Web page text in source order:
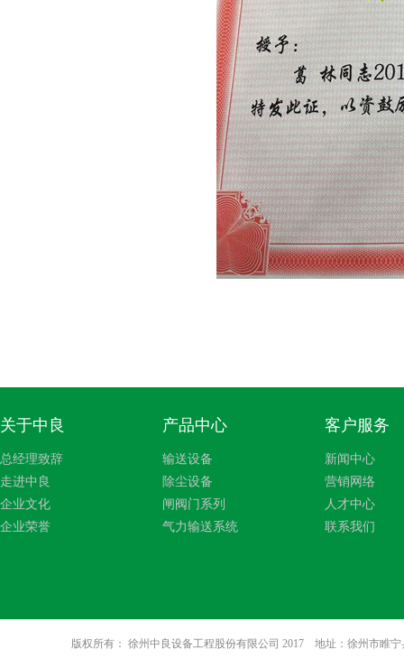
关于中良
总经理致辞
走进中良
企业文化
企业荣誉
产品中心
输送设备
除尘设备
闸阀门系列
气力输送系统
客户服务
新闻中心
营销网络
人才中心
联系我们
版权所有： 徐州中良设备工程股份有限公司 2017 地址：徐州市睢